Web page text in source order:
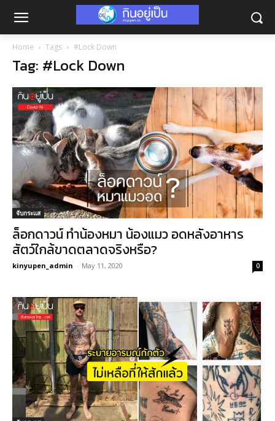
Home Tags #Lock Down
Tag: #Lock Down
จับกระแส
ล็อกดาวน์ ทำน้องหมา น้องแมว อดหลังอาหาร
สัตว์ใกล้ขาดตลาดจริงหรือ?
kinyupen_admin - May 11, 2020 0